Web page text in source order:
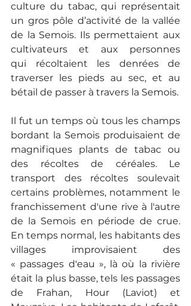
culture du tabac, qui représentait
un gros pôle d’activité de la vallée
de la Semois. Ils permettaient aux
cultivateurs et aux personnes
qui
récoltaient les denrées de
traverser les pieds au sec, et au
bétail de passer à travers la Semois.
Il fut un temps où tous les champs
bordant la Semois produisaient de
magnifiques plants de tabac ou
des récoltes de céréales. Le
transport des récoltes soulevait
certains problèmes, notamment le
franchissement d'une rive à l'autre
de la Semois en période de crue.
En temps normal, les habitants des
villages improvisaient des
« passages d'eau », là où la rivière
était la plus basse, tels les passages
de Frahan, Hour (Laviot) et